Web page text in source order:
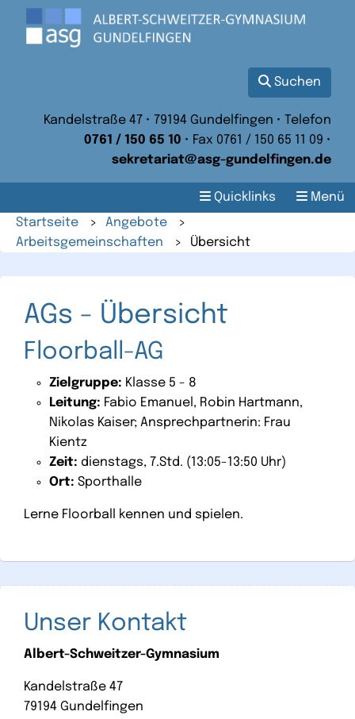
Suchen
Kandelstraße 47 • 79194 Gundelfingen • Telefon
0761 / 150 65 10 • Fax 0761 / 150 65 11 09 •
sekretariat@asg-gundelfingen.de
Menü
Quicklinks
Startseite
> Angebote
>
Arbeitsgemeinschaften
> Übersicht
AGs - Übersicht
Floorball-AG
Zielgruppe: Klasse 5 - 8
Leitung: Fabio Emanuel, Robin Hartmann,
Nikolas Kaiser; Ansprechpartnerin: Frau
Kientz
Zeit: dienstags, 7.Std. (13:05-13:50 Uhr)
Ort: Sporthalle
Lerne Floorball kennen und spielen.
Unser Kontakt
Albert-Schweitzer-Gymnasium
Kandelstraße 47
79194 Gundelfingen